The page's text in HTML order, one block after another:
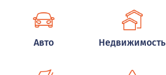
Авто Недвижимость